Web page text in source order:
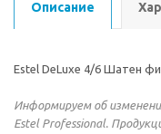
Описание
Estel DeLuxe 4/6 Шатен
Информируем об
Estel Professional.